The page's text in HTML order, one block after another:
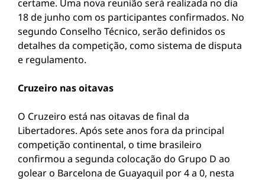
certame. Uma nova reunião será realizada no dia
18 de junho com os participantes confirmados. No
segundo Conselho Técnico, serão definidos os
detalhes da competição, como sistema de disputa
e regulamento.
Cruzeiro nas oitavas
O Cruzeiro está nas oitavas de final da
Libertadores. Após sete anos fora da principal
competição continental, o time brasileiro
confirmou a segunda colocação do Grupo D ao
golear o Barcelona de Guayaquil por 4 a 0, nesta